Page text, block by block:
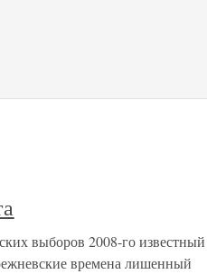
выборов 2008-го известный
времена лишенный